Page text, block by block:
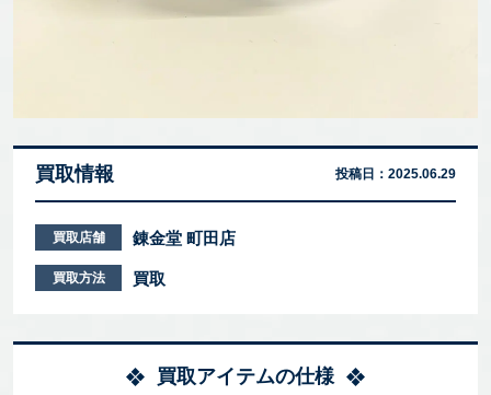
買取情報 投稿日： 2025.06.29
買取店舗 錬金堂 町田店
買取方法 買取
買取アイテムの仕様